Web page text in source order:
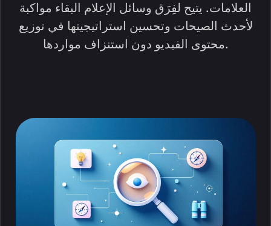
العلامات. يتيح لفِرَق وسائل الإعلام البقاء مواكبة
لأحدث الصيحات وتحسين استراتيجيتها في توزيع
محتوى الفيديو دون استنزاف مواردها.